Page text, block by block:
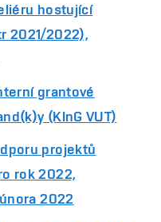
hostující
2021/2022),
grantové
(KInG VUT)
projektů
rok 2022,
2022